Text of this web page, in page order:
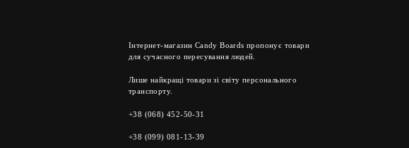
Інтернет-магазин Candy Boards пропонує товари
для сучасного пересування людей.
Лише найкращі товари зі світу персонального
транспорту.
+38 (068) 452-50-31
+38 (099) 081-13-39